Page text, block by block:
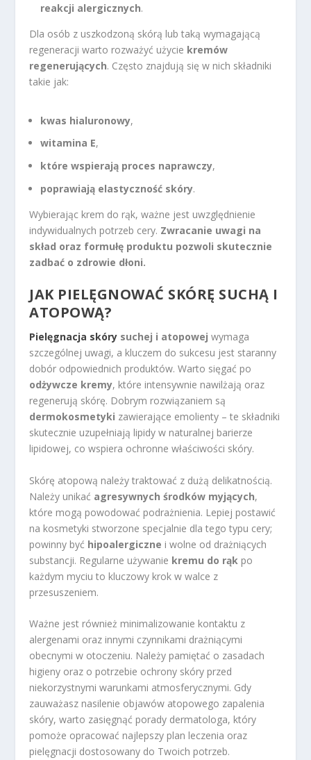
reakcji alergicznych.
Dla osób z uszkodzoną skórą lub taką wymagającą
regeneracji warto rozważyć użycie kremów
regenerujących. Często znajdują się w nich składniki
takie jak:
kwas hialuronowy,
witamina E,
które wspierają proces naprawczy,
poprawiają elastyczność skóry.
Wybierając krem do rąk, ważne jest uwzględnienie
indywidualnych potrzeb cery. Zwracanie uwagi na
skład oraz formułę produktu pozwoli skutecznie
zadbać o zdrowie dłoni.
JAK PIELĘGNOWAĆ SKÓRĘ SUCHĄ I
ATOPOWĄ?
Pielęgnacja skóry suchej i atopowej wymaga
szczególnej uwagi, a kluczem do sukcesu jest staranny
dobór odpowiednich produktów. Warto sięgać po
odżywcze kremy, które intensywnie nawilżają oraz
regenerują skórę. Dobrym rozwiązaniem są
dermokosmetyki zawierające emolienty – te składniki
skutecznie uzupełniają lipidy w naturalnej barierze
lipidowej, co wspiera ochronne właściwości skóry.
Skórę atopową należy traktować z dużą delikatnością.
Należy unikać agresywnych środków myjących,
które mogą powodować podrażnienia. Lepiej postawić
na kosmetyki stworzone specjalnie dla tego typu cery;
powinny być hipoalergiczne i wolne od drażniących
substancji. Regularne używanie kremu do rąk po
każdym myciu to kluczowy krok w walce z
przesuszeniem.
Ważne jest również minimalizowanie kontaktu z
alergenami oraz innymi czynnikami drażniącymi
obecnymi w otoczeniu. Należy pamiętać o zasadach
higieny oraz o potrzebie ochrony skóry przed
niekorzystnymi warunkami atmosferycznymi. Gdy
zauważasz nasilenie objawów atopowego zapalenia
skóry, warto zasięgnąć porady dermatologa, który
pomoże opracować najlepszy plan leczenia oraz
pielęgnacji dostosowany do Twoich potrzeb.